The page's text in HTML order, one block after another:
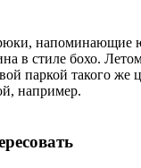
напоминающие
в стиле бохо.
паркой такого же
например.